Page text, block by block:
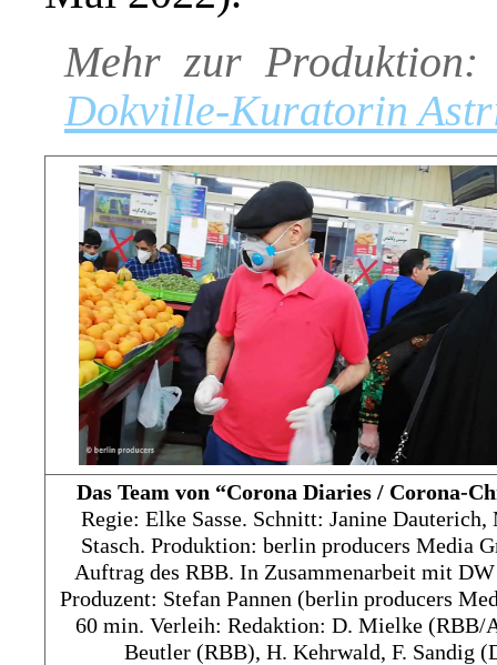
Mehr zur
Dokville-Kuratorin
Das Team von “Corona Diaries / Corona-
Regie: Elke Sasse. Schnitt: Janine Dauterich,
Stasch. Produktion: berlin producers Media
Auftrag des RBB. In Zusammenarbeit mit
Produzent: Stefan Pannen (berlin producers
60 min. Verleih: Redaktion: D. Mielke (RBB/
Beutler (RBB), H. Kehrwald, F. Sandig